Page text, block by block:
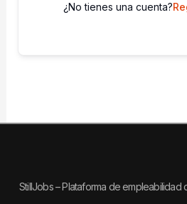
¿No tienes una cuenta?
StillJobs – Plataforma de empleabilidad